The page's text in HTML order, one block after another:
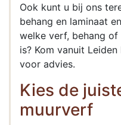
Ook kunt u bij ons
behang en laminaat
welke verf, behang
is? Kom vanuit
voor advies.
Kies de
muurverf